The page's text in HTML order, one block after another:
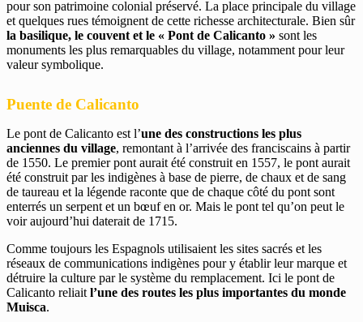
pour son patrimoine colonial préservé. La place principale du village
et quelques rues témoignent de cette richesse architecturale. Bien sûr
la basilique, le couvent et le « Pont de Calicanto » sont les
monuments les plus remarquables du village, notamment pour leur
valeur symbolique.
Puente de Calicanto
Le pont de Calicanto est l’une des constructions les plus
anciennes du village, remontant à l’arrivée des franciscains à partir
de 1550. Le premier pont aurait été construit en 1557, le pont aurait
été construit par les indigènes à base de pierre, de chaux et de sang
de taureau et la légende raconte que de chaque côté du pont sont
enterrés un serpent et un bœuf en or. Mais le pont tel qu’on peut le
voir aujourd’hui daterait de 1715.
Comme toujours les Espagnols utilisaient les sites sacrés et les
réseaux de communications indigènes pour y établir leur marque et
détruire la culture par le système du remplacement. Ici le pont de
Calicanto reliait l’une des routes les plus importantes du monde
Muisca.